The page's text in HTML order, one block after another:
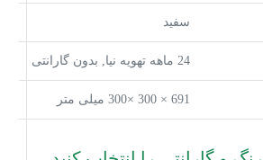
سفید
24 ماهه تهویه نیا, بدون گارانتی
691 × 300 ×300 میلی متر